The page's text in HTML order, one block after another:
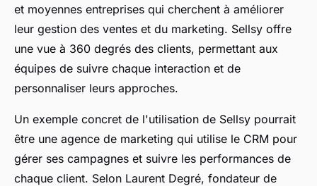
et moyennes entreprises qui cherchent à améliorer
leur gestion des ventes et du marketing. Sellsy offre
une vue à 360 degrés des clients, permettant aux
équipes de suivre chaque interaction et de
personnaliser leurs approches.
Un exemple concret de l'utilisation de Sellsy pourrait
être une agence de marketing qui utilise le CRM pour
gérer ses campagnes et suivre les performances de
chaque client. Selon Laurent Degré, fondateur de